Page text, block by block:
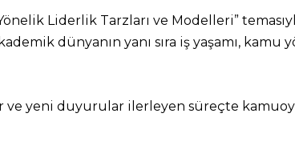
Yönelik Liderlik Tarzları ve Modelleri”
dünyanın yanı sıra iş yaşamı,
yeni duyurular ilerleyen süreçte